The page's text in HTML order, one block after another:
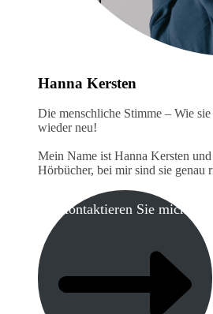
Hanna Kersten
Die menschliche Stimme – Wie
wieder neu!
Mein Name ist Hanna Kersten
Hörbücher, bei mir sind sie genau
Kontaktieren Sie mich!